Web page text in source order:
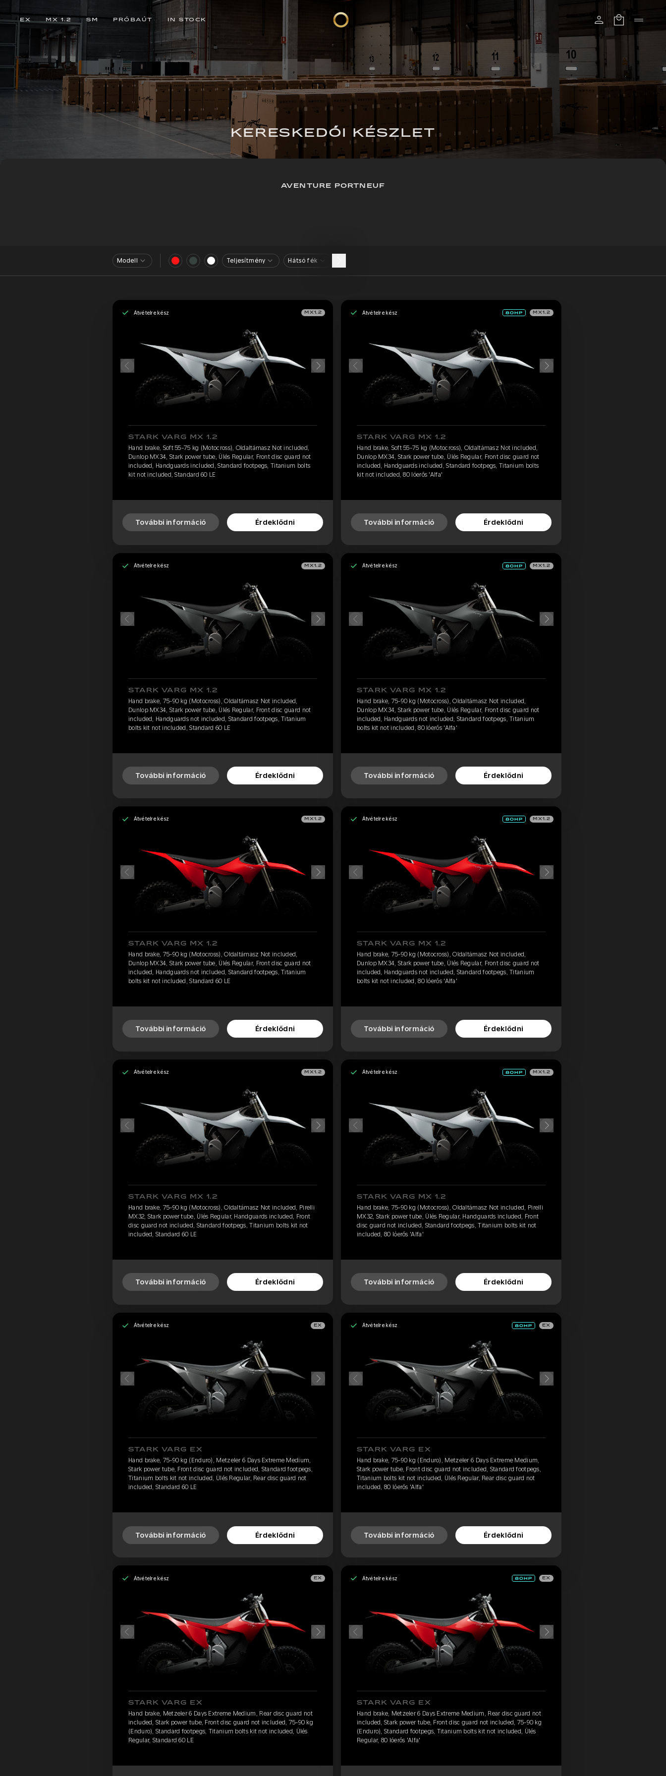
EX MX 1.2 SM PRÓBAÚT IN STOCK
KERESKEDŐI KÉSZLET
AVENTURE PORTNEUF
Modell Teljesítmény Hátsó fék
Átvételre kész MX1.2
STARK VARG MX 1.2
Hand brake, Soft 55-75 kg (Motocross), Oldaltámasz Not included,
Dunlop MX34, Stark power tube, Ülés Regular, Front disc guard not
included, Handguards included, Standard footpegs, Titanium bolts
kit not included, Standard 60 LE
További információ Érdeklődni
Átvételre kész MX1.2
STARK VARG MX 1.2
Hand brake, Soft 55-75 kg (Motocross), Oldaltámasz Not included,
Dunlop MX34, Stark power tube, Ülés Regular, Front disc guard not
included, Handguards included, Standard footpegs, Titanium bolts
kit not included, 80 lóerős 'Alfa'
További információ Érdeklődni
Átvételre kész MX1.2
STARK VARG MX 1.2
Hand brake, 75-90 kg (Motocross), Oldaltámasz Not included,
Dunlop MX34, Stark power tube, Ülés Regular, Front disc guard not
included, Handguards not included, Standard footpegs, Titanium
bolts kit not included, Standard 60 LE
További információ Érdeklődni
Átvételre kész MX1.2
STARK VARG MX 1.2
Hand brake, 75-90 kg (Motocross), Oldaltámasz Not included,
Dunlop MX34, Stark power tube, Ülés Regular, Front disc guard not
included, Handguards not included, Standard footpegs, Titanium
bolts kit not included, 80 lóerős 'Alfa'
További információ Érdeklődni
Átvételre kész MX1.2
STARK VARG MX 1.2
Hand brake, 75-90 kg (Motocross), Oldaltámasz Not included,
Dunlop MX34, Stark power tube, Ülés Regular, Front disc guard not
included, Handguards not included, Standard footpegs, Titanium
bolts kit not included, Standard 60 LE
További információ Érdeklődni
Átvételre kész MX1.2
STARK VARG MX 1.2
Hand brake, 75-90 kg (Motocross), Oldaltámasz Not included,
Dunlop MX34, Stark power tube, Ülés Regular, Front disc guard not
included, Handguards not included, Standard footpegs, Titanium
bolts kit not included, 80 lóerős 'Alfa'
További információ Érdeklődni
Átvételre kész MX1.2
STARK VARG MX 1.2
Hand brake, 75-90 kg (Motocross), Oldaltámasz Not included, Pirelli
MX32, Stark power tube, Ülés Regular, Handguards included, Front
disc guard not included, Standard footpegs, Titanium bolts kit not
included, Standard 60 LE
További információ Érdeklődni
Átvételre kész MX1.2
STARK VARG MX 1.2
Hand brake, 75-90 kg (Motocross), Oldaltámasz Not included, Pirelli
MX32, Stark power tube, Ülés Regular, Handguards included, Front
disc guard not included, Standard footpegs, Titanium bolts kit not
included, 80 lóerős 'Alfa'
További információ Érdeklődni
Átvételre kész EX
STARK VARG EX
Hand brake, 75-90 kg (Enduro), Metzeler 6 Days Extreme Medium,
Stark power tube, Front disc guard not included, Standard footpegs,
Titanium bolts kit not included, Ülés Regular, Rear disc guard not
included, Standard 60 LE
További információ Érdeklődni
Átvételre kész EX
STARK VARG EX
Hand brake, 75-90 kg (Enduro), Metzeler 6 Days Extreme Medium,
Stark power tube, Front disc guard not included, Standard footpegs,
Titanium bolts kit not included, Ülés Regular, Rear disc guard not
included, 80 lóerős 'Alfa'
További információ Érdeklődni
Átvételre kész EX
STARK VARG EX
Hand brake, Metzeler 6 Days Extreme Medium, Rear disc guard not
included, Stark power tube, Front disc guard not included, 75-90 kg
(Enduro), Standard footpegs, Titanium bolts kit not included, Ülés
Regular, Standard 60 LE
Átvételre kész EX
STARK VARG EX
Hand brake, Metzeler 6 Days Extreme Medium, Rear disc guard not
included, Stark power tube, Front disc guard not included, 75-90 kg
(Enduro), Standard footpegs, Titanium bolts kit not included, Ülés
Regular, 80 lóerős 'Alfa'